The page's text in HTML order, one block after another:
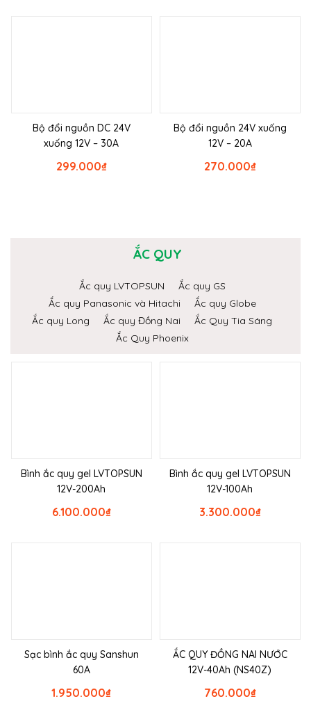
Bộ đổi nguồn DC 24V
xuống 12V – 30A
₫
299.000
Bộ đổi nguồn 24V xuống
12V – 20A
₫
270.000
ẮC QUY
Ắc quy LVTOPSUN
Ắc quy GS
Ắc quy Panasonic và Hitachi
Ắc quy Globe
Ắc quy Long
Ắc quy Đồng Nai
Ắc Quy Tia Sáng
Ắc Quy Phoenix
Bình ắc quy gel LVTOPSUN
12V-200Ah
₫
6.100.000
Bình ắc quy gel LVTOPSUN
12V-100Ah
₫
3.300.000
Sạc bình ắc quy Sanshun
60A
₫
1.950.000
ẮC QUY ĐỒNG NAI NƯỚC
12V-40Ah (NS40Z)
₫
760.000